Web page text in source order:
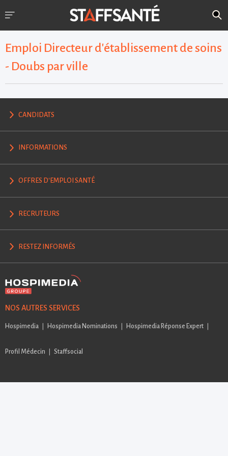
Emploi Directeur d'établissement de soins
- Doubs par ville
CANDIDATS
INFORMATIONS
OFFRES D'EMPLOI SANTÉ
RECRUTEURS
RESTEZ INFORMÉS
NOS AUTRES SERVICES
Hospimedia Hospimedia Nominations Hospimedia Réponse Expert
Profil Médecin Staffsocial